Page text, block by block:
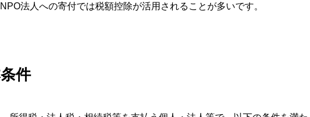
法人への寄付では税額控除が活用されることが多いです。
件